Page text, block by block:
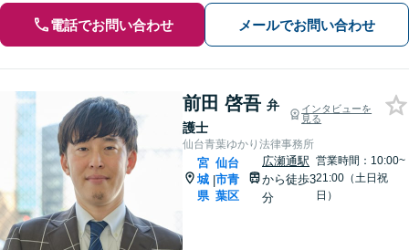
電話でお問い合わせ メールでお問い合わせ
前田 啓吾 弁
護士
インタビューを
見る
仙台青葉ゆかり法律事務所
宮
城
県
|
仙台
市青
葉区
広瀬通駅
から徒歩3
分
営業時間：10:00~
21:00（土日祝
日）